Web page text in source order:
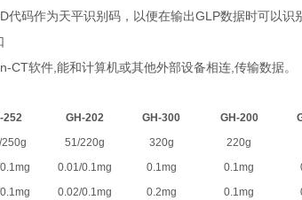
代码作为天平识别码，以便在输出GLP数据时可以识
CT软件 能和计算机或其他外部设备相连 传输数据。
252 GH-202 GH-300 GH-200
51/220g 320g 220g
0.01/0.1mg 0.1mg 0.1mg
0.02/0.1mg 0.2mg 0.1mg